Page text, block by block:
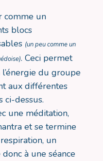
comme un
blocs
(un peu comme un
. Ceci permet
l’énergie du groupe
aux différentes
ci-dessus.
une méditation,
et se termine
un
à une séance